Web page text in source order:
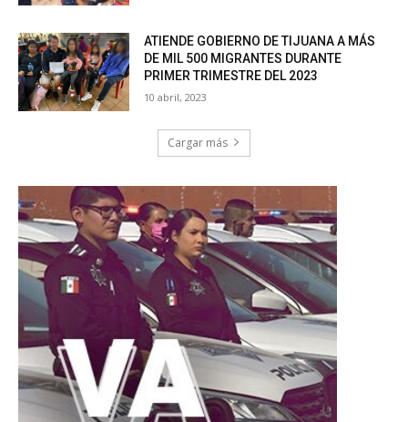
ATIENDE GOBIERNO DE TIJUANA A MÁS
DE MIL 500 MIGRANTES DURANTE
PRIMER TRIMESTRE DEL 2023
10 abril, 2023
Cargar más